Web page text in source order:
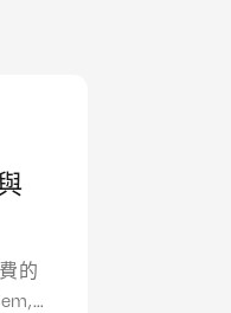
的